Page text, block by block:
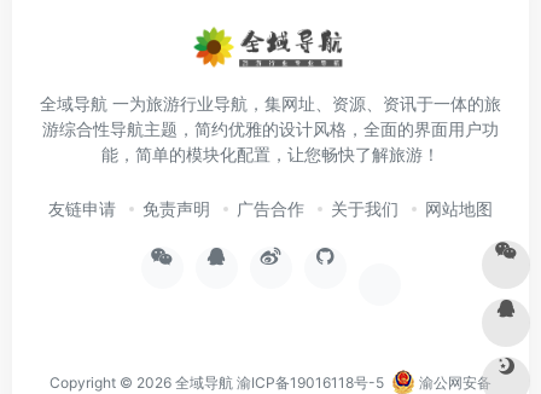
全域导航 一为旅游行业导航，集网址、资源、资讯于一体的旅
游综合性导航主题，简约优雅的设计风格，全面的界面用户功
能，简单的模块化配置，让您畅快了解旅游！
友链申请 免责声明 广告合作 关于我们 网站地图
Copyright © 2026 全域导航 渝ICP备19016118号-5 渝公网安备